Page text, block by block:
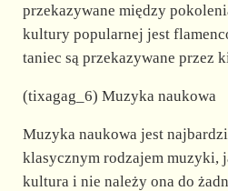
przekazywane między
kultury popularnej jest
taniec są przekazywane przez
(tixagag_6) Muzyka naukowa
Muzyka naukowa jest
klasycznym rodzajem muzyki,
kultura i nie należy ona do